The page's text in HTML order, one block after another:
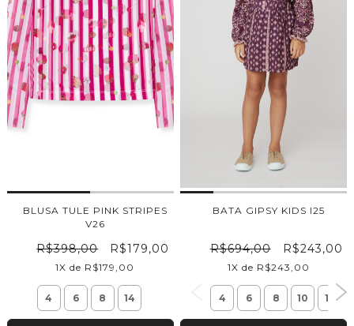
BLUSA TULE PINK STRIPES
V26
R$398,00 R$179,00
1X de R$179,00
4 6 8 14
BATA GIPSY KIDS I25
R$694,00 R$243,00
1X de R$243,00
4 6 8 10 12